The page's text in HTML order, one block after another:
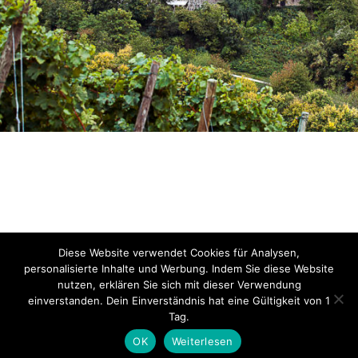
Designed byDesigners Inn
Diese Website verwendet Cookies für Analysen,
personalisierte Inhalte und Werbung. Indem Sie diese Website
nutzen, erklären Sie sich mit dieser Verwendung
einverstanden. Dein Einverständnis hat eine Gültigkeit von 1
Tag.
OK
Weiterlesen